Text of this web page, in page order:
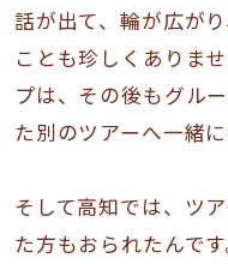
話が出て、輪が広が
ことも珍しくありま
プは、その後もグル
た別のツアーへ一緒
そして高知では、ツ
た方もおられたんで